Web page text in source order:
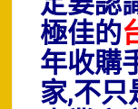
極佳的
年收購
家,不只